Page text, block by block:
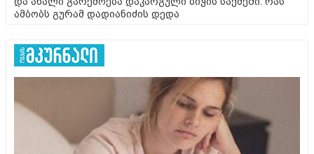
ამბობს გურამ დადიანიძის დედა